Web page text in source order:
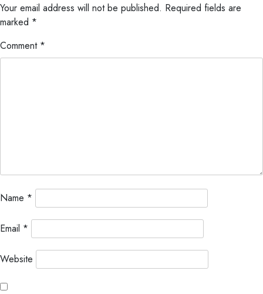
Your email address will not be published. Required fields are
marked *
Comment *
Name *
Email *
Website